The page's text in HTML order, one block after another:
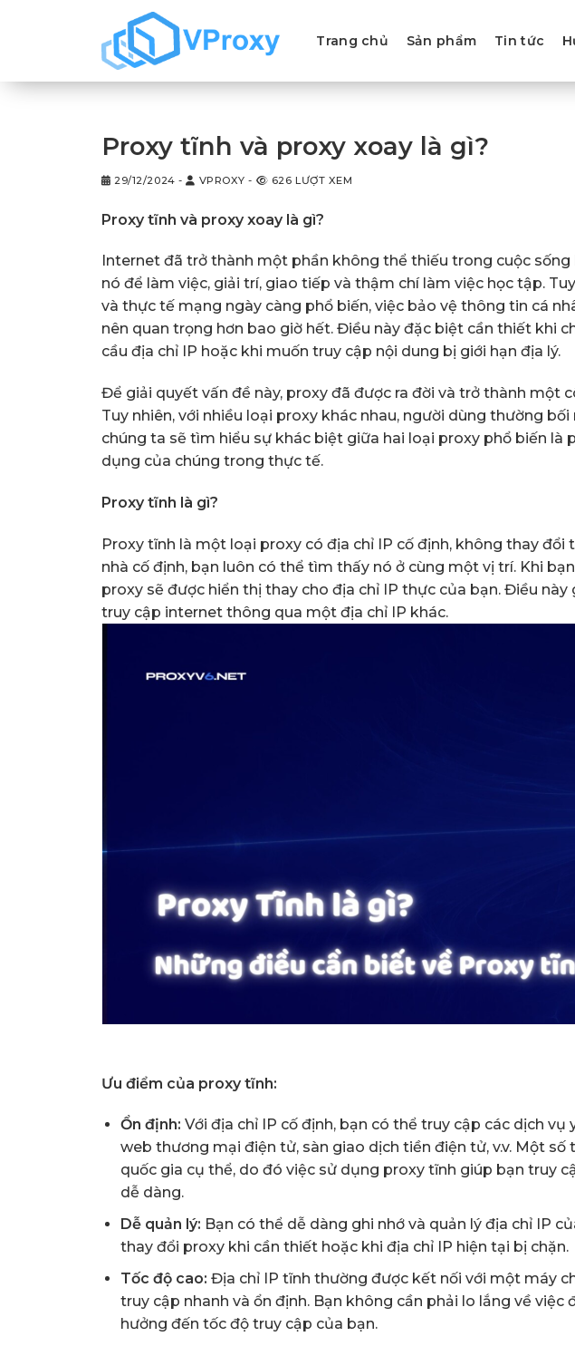
dung
Trang chủ Sản phẩm Tin tức
Proxy tĩnh và proxy xoay là gì?
29/12/2024 - VPROXY - 626 LƯỢT XEM
Proxy tĩnh và proxy xoay là gì?
Internet đã trở thành một phần không thể thiếu trong cuộc
nó để làm việc, giải trí, giao tiếp và thậm chí làm việc học tập.
và thực tế mạng ngày càng phổ biến, việc bảo vệ thông tin cá
nên quan trọng hơn bao giờ hết. Điều này đặc biệt cần thiết khi
cầu địa chỉ IP hoặc khi muốn truy cập nội dung bị giới hạn địa lý.
Để giải quyết vấn đề này, proxy đã được ra đời và trở thành một
Tuy nhiên, với nhiều loại proxy khác nhau, người dùng thường
chúng ta sẽ tìm hiểu sự khác biệt giữa hai loại proxy phổ biến là
dụng của chúng trong thực tế.
Proxy tĩnh là gì?
Proxy tĩnh là một loại proxy có địa chỉ IP cố định, không thay
nhà cố định, bạn luôn có thể tìm thấy nó ở cùng một vị trí. Khi
proxy sẽ được hiển thị thay cho địa chỉ IP thực của bạn. Điều
truy cập internet thông qua một địa chỉ IP khác.
Ưu điểm của proxy tĩnh:
Ổn định: Với địa chỉ IP cố định, bạn có thể truy cập các dịch vụ
web thương mại điện tử, sàn giao dịch tiền điện tử, v.v. Một
quốc gia cụ thể, do đó việc sử dụng proxy tĩnh giúp bạn truy
dễ dàng.
Dễ quản lý: Bạn có thể dễ dàng ghi nhớ và quản lý địa chỉ IP
thay đổi proxy khi cần thiết hoặc khi địa chỉ IP hiện tại bị chặn.
Tốc độ cao: Địa chỉ IP tĩnh thường được kết nối với một máy
truy cập nhanh và ổn định. Bạn không cần phải lo lắng về việc
hưởng đến tốc độ truy cập của bạn.